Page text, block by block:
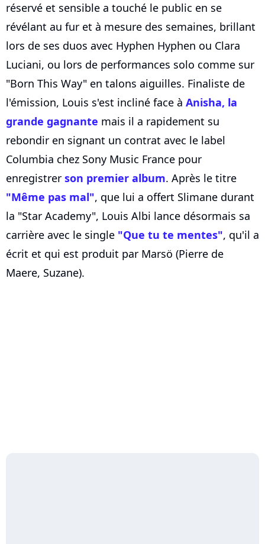
réservé et sensible a touché le public en se
révélant au fur et à mesure des semaines, brillant
lors de ses duos avec Hyphen Hyphen ou Clara
Luciani, ou lors de performances solo comme sur
"Born This Way" en talons aiguilles. Finaliste de
l'émission, Louis s'est incliné face à Anisha, la
grande gagnante mais il a rapidement su
rebondir en signant un contrat avec le label
Columbia chez Sony Music France pour
enregistrer son premier album. Après le titre
"Même pas mal", que lui a offert Slimane durant
la "Star Academy", Louis Albi lance désormais sa
carrière avec le single "Que tu te mentes", qu'il a
écrit et qui est produit par Marsö (Pierre de
Maere, Suzane).